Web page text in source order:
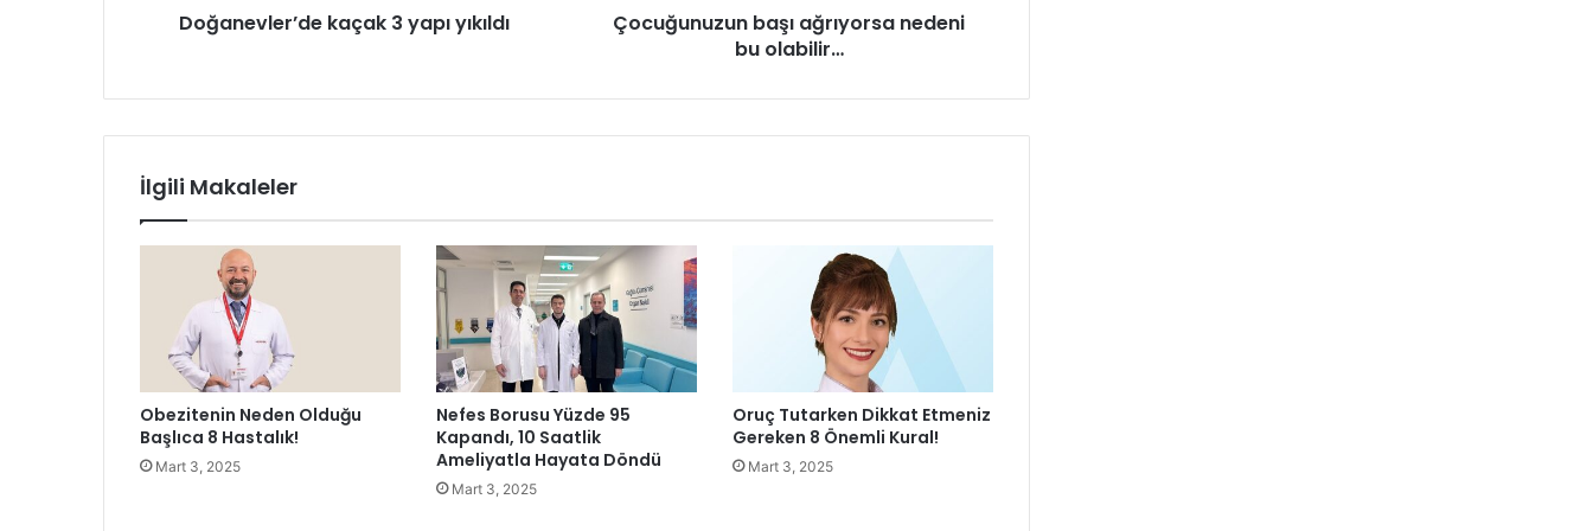
e
ç
a
k
3
ı
k
ı
l
Doğanevler’de kaçak 3 yapı yıkıldı
a
r
ı
y
o
r
n
e
d
e
Çocuğunuzun başı ağrıyorsa nedeni
bu olabilir…
İlgili Makaleler
Obezitenin Neden Olduğu
Başlıca 8 Hastalık!
Mart 3, 2025
Nefes Borusu Yüzde 95
Kapandı, 10 Saatlik
Ameliyatla Hayata Döndü
Mart 3, 2025
Oruç Tutarken Dikkat Etmeniz
Gereken 8 Önemli Kural!
Mart 3, 2025